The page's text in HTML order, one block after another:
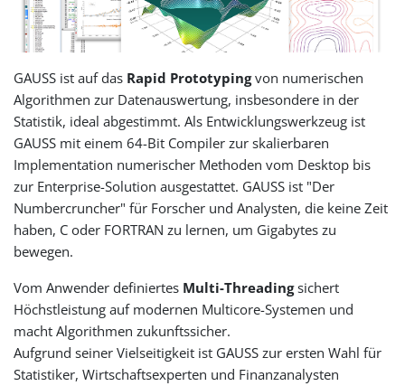
GAUSS ist auf das Rapid Prototypingvon numerischen
Algorithmen zur Datenauswertung, insbesondere in der
Statistik, ideal abgestimmt. Als Entwicklungswerkzeug ist
GAUSS mit einem 64-Bit Compiler zur skalierbaren
Implementation numerischer Methoden vom Desktop bis
zur Enterprise-Solution ausgestattet. GAUSS ist "Der
Numbercruncher" für Forscher und Analysten, die keine Zeit
haben, C oder FORTRAN zu lernen, um Gigabytes zu
bewegen.
Vom Anwender definiertes Multi-Threadingsichert
Höchstleistung auf modernen Multicore-Systemen und
macht Algorithmen zukunftssicher.
Aufgrund seiner Vielseitigkeit ist GAUSS zur ersten Wahl für
Statistiker, Wirtschaftsexperten und Finanzanalysten